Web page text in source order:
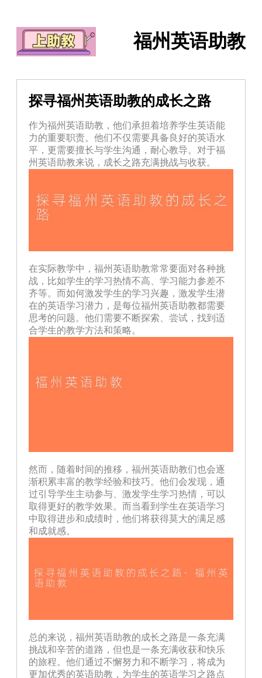
福州英语助教
探寻福州英语助教的成长之路
作为福州英语助教，他们承担着培养学生英语能
力的重要职责。他们不仅需要具备良好的英语水
平，更需要擅长与学生沟通，耐心教导。对于福
州英语助教来说，成长之路充满挑战与收获。
在实际教学中，福州英语助教常常要面对各种挑
战，比如学生的学习热情不高、学习能力参差不
齐等。而如何激发学生的学习兴趣，激发学生潜
在的英语学习潜力，是每位福州英语助教都需要
思考的问题。他们需要不断探索、尝试，找到适
合学生的教学方法和策略。
然而，随着时间的推移，福州英语助教们也会逐
渐积累丰富的教学经验和技巧。他们会发现，通
过引导学生主动参与、激发学生学习热情，可以
取得更好的教学效果。而当看到学生在英语学习
中取得进步和成绩时，他们将获得莫大的满足感
和成就感。
总的来说，福州英语助教的成长之路是一条充满
挑战和辛苦的道路，但也是一条充满收获和快乐
的旅程。他们通过不懈努力和不断学习，将成为
更加优秀的英语助教，为学生的英语学习之路点